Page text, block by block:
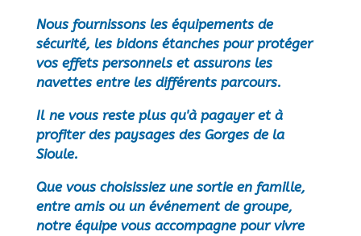
Nous fournissons les équipements de
sécurité, les bidons étanches pour protéger
vos effets personnels et assurons les
navettes entre les différents parcours.
Il ne vous reste plus qu'à pagayer et à
profiter des paysages des Gorges de la
Sioule.
Que vous choisissiez une sortie en famille,
entre amis ou un événement de groupe,
notre équipe vous accompagne pour vivre